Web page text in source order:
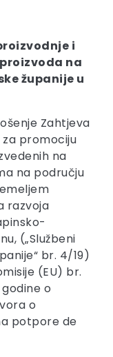
i
na
županije u
Zahtjeva
promociju
na
na području
razvoja
(„Službeni
br. 4/19)
(EU) br.
godine o
o
potpore de